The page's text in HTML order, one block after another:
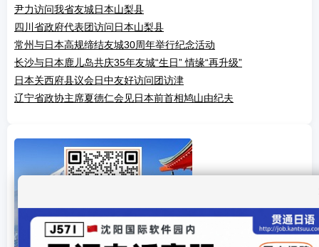
尹力访问我省友城日本山梨县
四川省政府代表团访问日本山梨县
常州与日本高规缔结友城30周年举行纪念活动
长沙与日本鹿儿岛共庆35年友城“生日” 情缘“再升级”
日本关西府县议会日中友好访问团访津
辽宁省政协主席夏德仁会见日本前首相鸠山由纪夫